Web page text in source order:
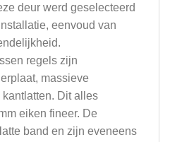
deur werd geselecteerd
eenvoud van
regels zijn
massieve
Dit alles
eiken fineer. De
band en zijn eveneens